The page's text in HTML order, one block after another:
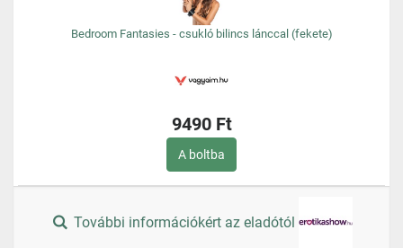
Bedroom Fantasies - csukló bilincs lánccal (fekete)
9490 Ft
A boltba
További információkért az eladótól